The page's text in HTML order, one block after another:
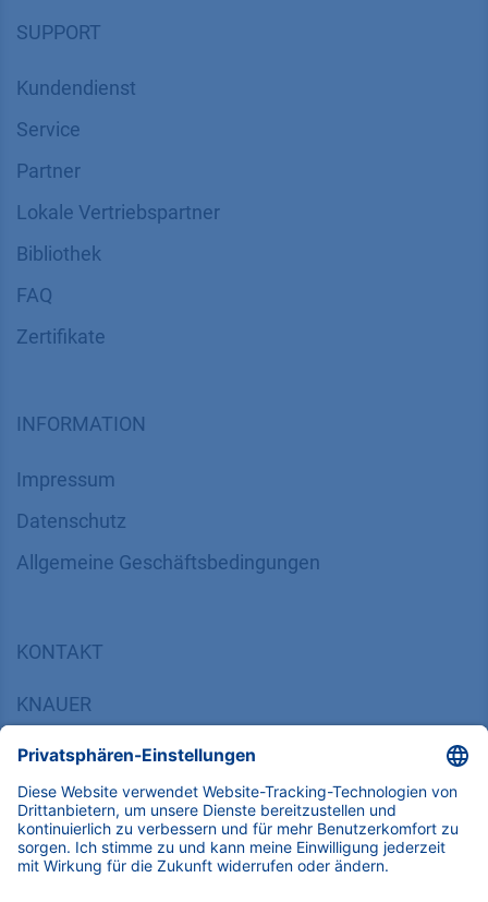
SUPPORT
Kundendienst
Service
Partner
Lokale Vertriebspartner
Bibliothek
FAQ
Zertifikate
INFORMATION
Impressum
Datenschutz
​​​​​​​​​​​​​​​​​Allgemeine Geschäftsbedingungen
KONTAKT
KNAUER
14163 Berlin, Germany
​​​​​​​​​​​​​​i​n​f​o​@​k​n​a​u​e​r​.​n​e​t
+49 30 809727-0